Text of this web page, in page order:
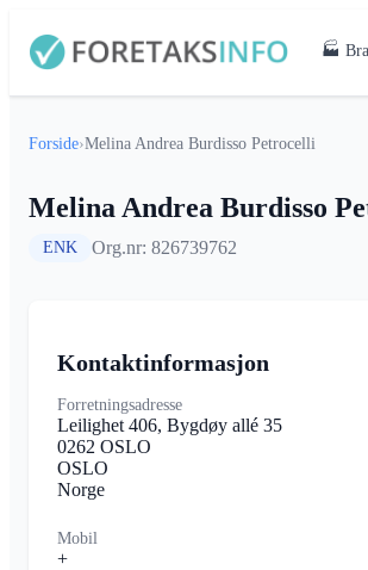
🏭
Forside›Melina Andrea Burdisso Petrocelli
Melina Andrea Burdisso
ENK Org.nr: 826739762
Kontaktinformasjon
Forretningsadresse
Leilighet 406, Bygdøy allé 35
0262 OSLO
OSLO
Norge
Mobil
+